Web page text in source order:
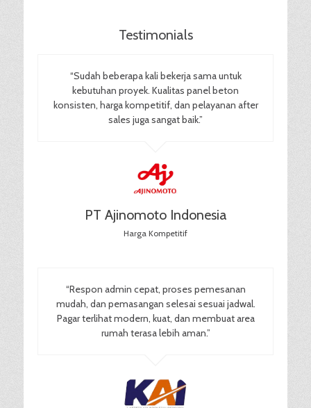
Testimonials
“Sudah beberapa kali bekerja sama untuk
kebutuhan proyek. Kualitas panel beton
konsisten, harga kompetitif, dan pelayanan after
sales juga sangat baik.”
PT Ajinomoto Indonesia
Harga Kompetitif
“Respon admin cepat, proses pemesanan
mudah, dan pemasangan selesai sesuai jadwal.
Pagar terlihat modern, kuat, dan membuat area
rumah terasa lebih aman.”